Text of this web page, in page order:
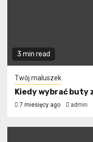
3 min read
Twój maluszek
Kiedy wybrać buty
7 miesięcy ago admin